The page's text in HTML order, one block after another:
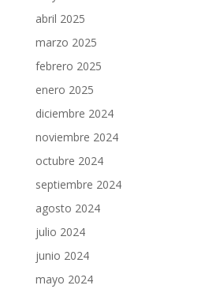
abril 2025
marzo 2025
febrero 2025
enero 2025
diciembre 2024
noviembre 2024
octubre 2024
septiembre 2024
agosto 2024
julio 2024
junio 2024
mayo 2024